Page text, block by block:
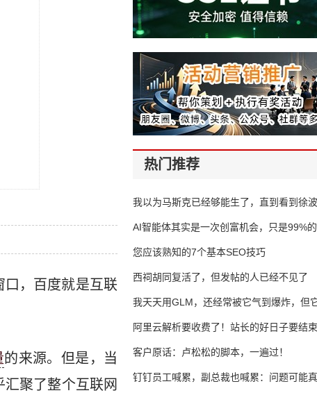
，百度就是互联
的来源。但是，当
聚了整个互联网
热门推荐
我以为马斯克已经够能生了，直到看到
AI智能体其实是一次创富机会，只是99%
错过了
您应该熟知的7个基本SEO技巧
西祠胡同复活了，但发帖的人已经不见了
我天天用GLM，还经常被它气到爆炸，但
16万亿
阿里云解析要收费了！站长的好日子要结
客户原话：卢松松的脚本，一遍过！
钉钉员工喊累，副总裁也喊累：问题可能